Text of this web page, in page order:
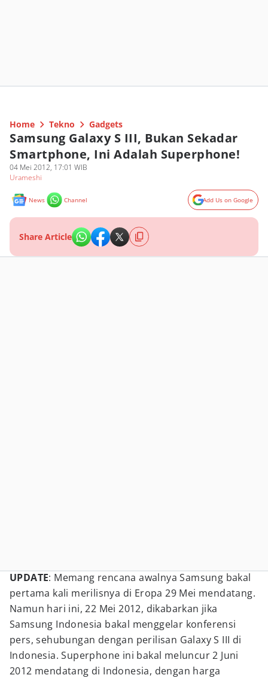
Home Tekno Gadgets
Samsung Galaxy S III, Bukan Sekadar
Smartphone, Ini Adalah Superphone!
04 Mei 2012, 17:01 WIB
Urameshi
News Channel Add Us on Google
Share Article
UPDATE: Memang rencana awalnya Samsung bakal
pertama kali merilisnya di Eropa 29 Mei mendatang.
Namun hari ini, 22 Mei 2012, dikabarkan jika
Samsung Indonesia bakal menggelar konferensi
pers, sehubungan dengan perilisan Galaxy S III di
Indonesia. Superphone ini bakal meluncur 2 Juni
2012 mendatang di Indonesia, dengan harga